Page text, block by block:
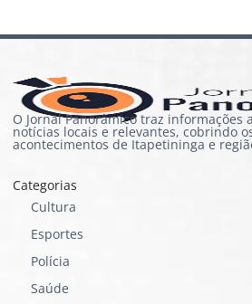
O Jornal Panorâmico traz informações
notícias locais e relevantes, cobrindo
acontecimentos de Itapetininga e
Categorias
Cultura
Esportes
Polícia
Saúde